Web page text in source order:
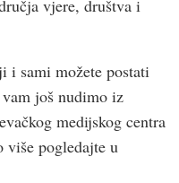
vjere, društva i
i sami možete postati
još nudimo iz
medijskog centra
više pogledajte u